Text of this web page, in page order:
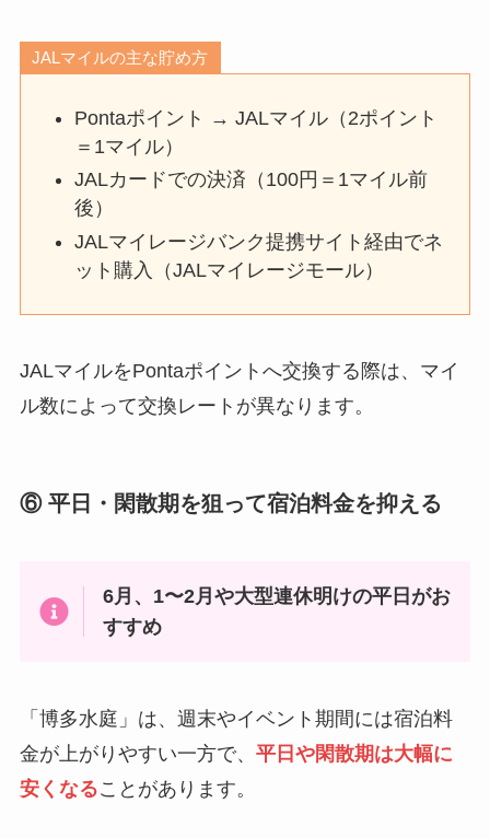
JALマイルの主な貯め方
Pontaポイント → JALマイル（2ポイント
＝1マイル）
JALカードでの決済（100円＝1マイル前
後）
JALマイレージバンク提携サイト経由でネ
ット購入（JALマイレージモール）
JALマイルをPontaポイントへ交換する際は、マイ
ル数によって交換レートが異なります。
⑥ 平日・閑散期を狙って宿泊料金を抑える
6月、1〜2月や大型連休明けの平日がお
すすめ
「博多水庭」は、週末やイベント期間には宿泊料
金が上がりやすい一方で、 平日や閑散期は大幅に
安くなることがあります。